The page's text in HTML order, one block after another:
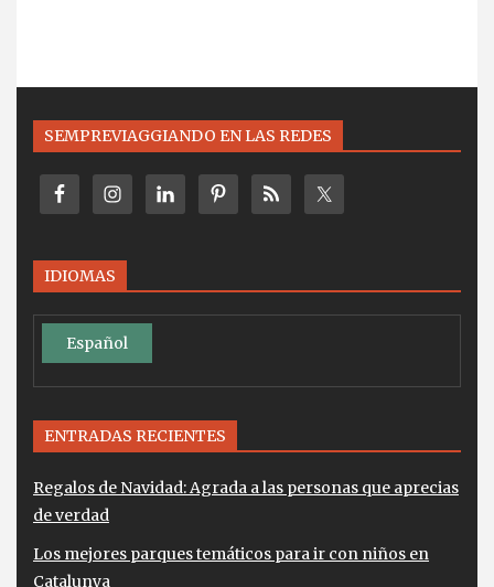
SEMPREVIAGGIANDO EN LAS REDES
IDIOMAS
Español
ENTRADAS RECIENTES
Regalos de Navidad: Agrada a las personas que aprecias
de verdad
Los mejores parques temáticos para ir con niños en
Catalunya